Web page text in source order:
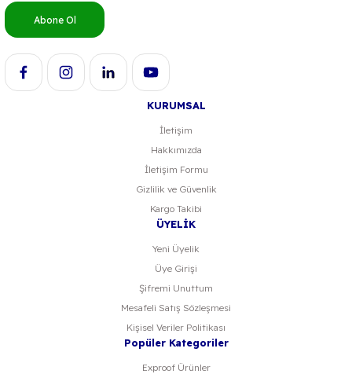
Bu ürüne benzer farklı alternatifler olmalı.
Abone Ol
KURUMSAL
İletişim
Hakkımızda
İletişim Formu
Gizlilik ve Güvenlik
Kargo Takibi
ÜYELİK
Yeni Üyelik
Üye Girişi
Şifremi Unuttum
Mesafeli Satış Sözleşmesi
Kişisel Veriler Politikası
Popüler Kategoriler
Exproof Ürünler